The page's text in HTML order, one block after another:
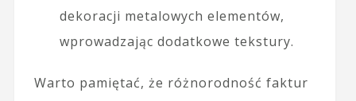
dekoracji metalowych elementów,
wprowadzając dodatkowe tekstury.
Warto pamiętać, że różnorodność faktur